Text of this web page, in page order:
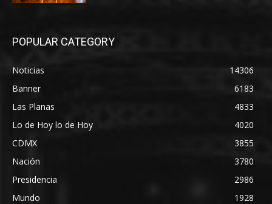
POPULAR CATEGORY
Noticias
14306
Banner
6183
Las Planas
4833
Lo de Hoy lo de Hoy
4020
CDMX
3855
Nación
3780
Presidencia
2986
Mundo
1928